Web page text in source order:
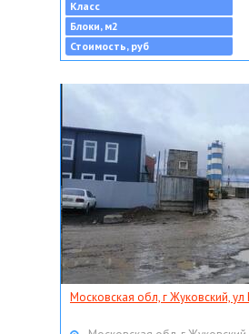
Класс
Блоки, м2
Стоимость, руб
Московская обл, г Жуковский,